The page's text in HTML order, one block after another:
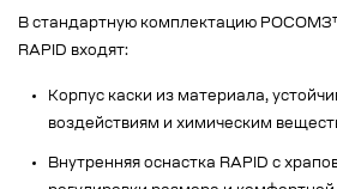
В стандартную комплектацию
RAPID входят:
Корпус каски из материала,
воздействиям и химическим
Внутренняя оснастка RAPID с